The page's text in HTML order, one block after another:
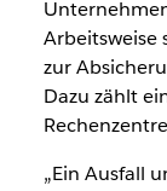
Arbeitsweise
zur
Dazu zählt
„Ein Ausfall